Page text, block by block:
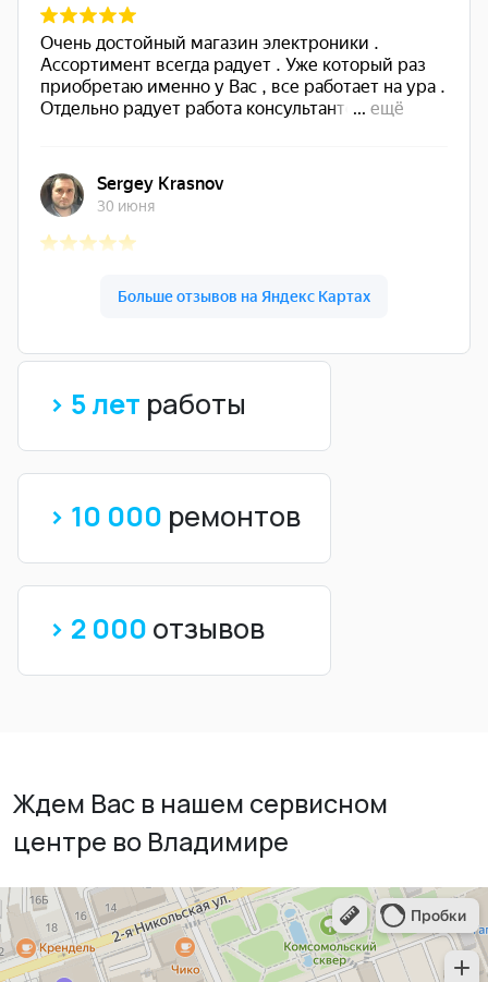
> 5 лет работы
> 10 000 ремонтов
> 2 000 отзывов
Ждем Вас в нашем сервисном
центре во Владимире